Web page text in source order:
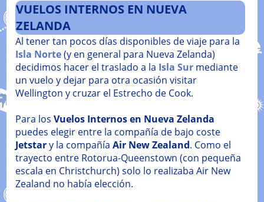
VUELOS INTERNOS EN NUEVA
ZELANDA
Al tener tan pocos días disponibles de viaje para la
Isla Norte(y en general para Nueva Zelanda)
decidimos hacer el traslado a la Isla Surmediante
un vuelo y dejar para otra ocasión visitar
Wellington y cruzar el Estrecho de Cook.
Para los Vuelos Internos en Nueva Zelanda
puedes elegir entre la compañía de bajo coste
Jetstary la compañía Air New Zealand. Como el
trayecto entre Rotorua-Queenstown (con pequeña
escala en Christchurch) solo lo realizaba Air New
Zealand no había elección.